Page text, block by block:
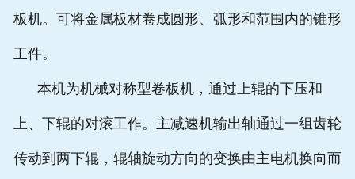
板机。可将金属板材卷成圆形、弧形和范围内的锥形
工件。
本机为机械对称型卷板机，通过上辊的下压和
上、下辊的对滚工作。主减速机输出轴通过一组齿轮
传动到两下辊，辊轴旋动方向的变换由主电机换向而